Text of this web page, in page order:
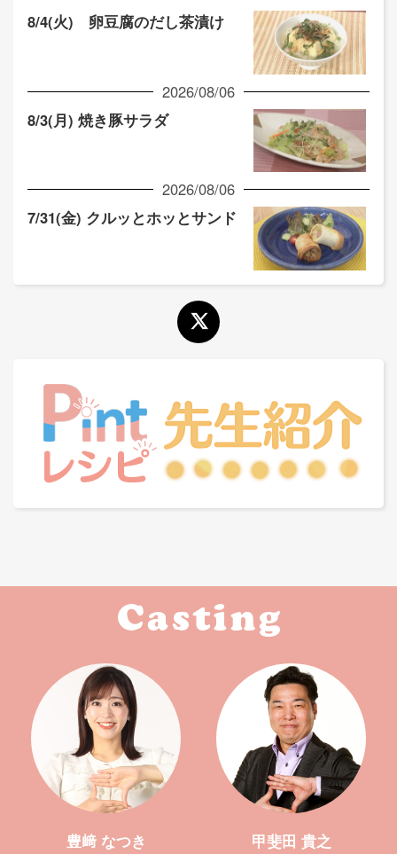
8/4(火) 卵豆腐のだし茶漬け
2026/08/06
8/3(月) 焼き豚サラダ
2026/08/06
7/31(金) クルッとホッとサンド
豊﨑 なつき 甲斐田 貴之